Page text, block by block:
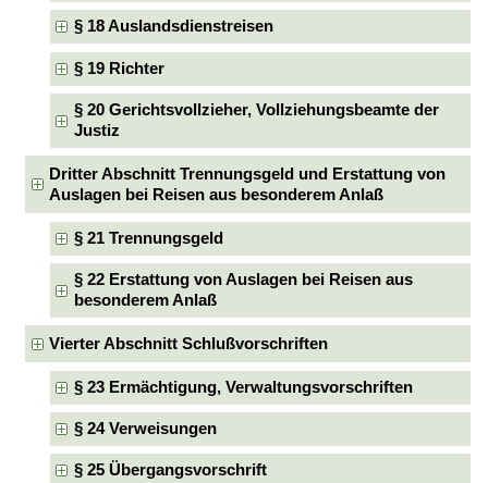
§ 18 Auslandsdienstreisen
§ 19 Richter
§ 20 Gerichtsvollzieher, Vollziehungsbeamte der
Justiz
Dritter Abschnitt Trennungsgeld und Erstattung von
Auslagen bei Reisen aus besonderem Anlaß
§ 21 Trennungsgeld
§ 22 Erstattung von Auslagen bei Reisen aus
besonderem Anlaß
Vierter Abschnitt Schlußvorschriften
§ 23 Ermächtigung, Verwaltungsvorschriften
§ 24 Verweisungen
§ 25 Übergangsvorschrift